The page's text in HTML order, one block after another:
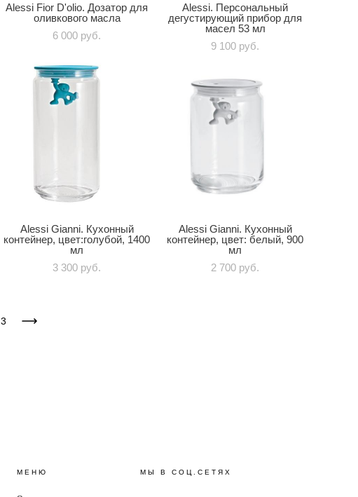
Alessi Fior D'olio. Дозатор для
оливкового масла
6 000 pуб.
Alessi. Персональный
дегустирующий прибор для
масел 53 мл
9 100 pуб.
Alessi Gianni. Кухонный
контейнер, цвет:голубой, 1400
мл
3 300 pуб.
Alessi Gianni. Кухонный
контейнер, цвет: белый, 900
мл
2 700 pуб.
3
МЕНЮ МЫ В СОЦ.СЕТЯХ